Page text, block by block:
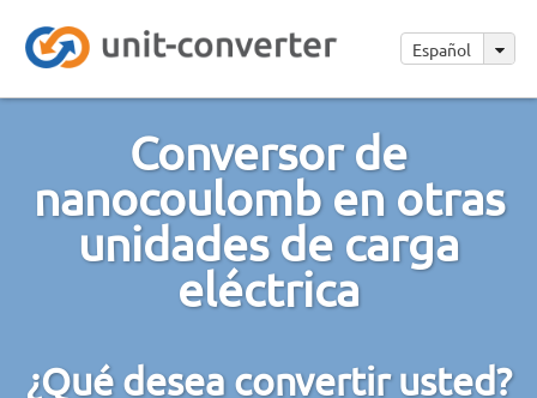
Español
Conversor de
nanocoulomb en otras
unidades de carga
eléctrica
¿Qué desea convertir usted?